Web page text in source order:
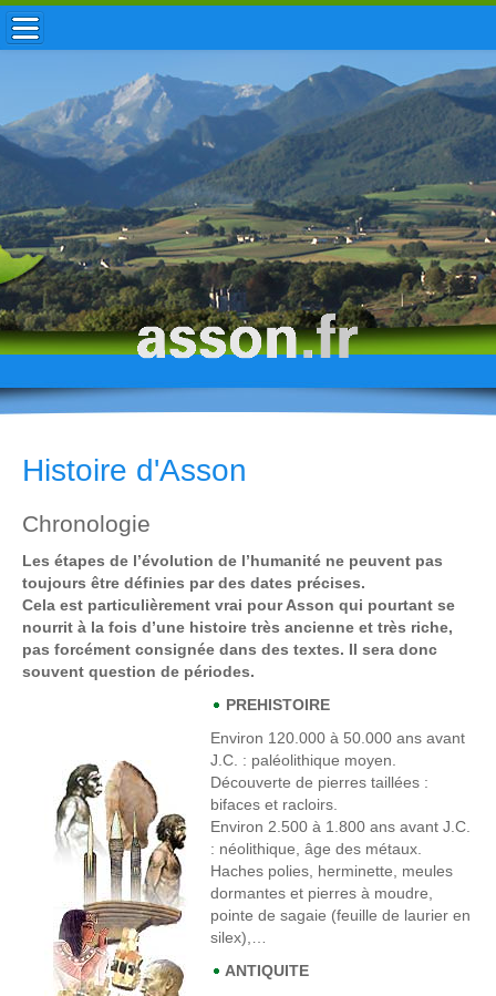
ACCUEIL / INFOS
MUNICIPALITÉ
VIE LOCALE
ENFANCE
TOURISME
HISTOIRE
Histoire d'Asson
Chronologie
Les étapes de l’évolution de l’humanité ne peuvent pas
toujours être définies par des dates précises.
Cela est particulièrement vrai pour Asson qui pourtant se
nourrit à la fois d’une histoire très ancienne et très riche,
pas forcément consignée dans des textes. Il sera donc
souvent question de périodes.
PREHISTOIRE
Environ 120.000 à 50.000 ans avant
J.C . : paléolithique moyen.
Découverte de pierres taillées :
bifaces et racloirs.
Environ 2.500 à 1.800 ans avant J.C.
: néolithique, âge des métaux.
Haches polies, herminette, meules
dormantes et pierres à moudre,
pointe de sagaie (feuille de laurier en
silex),…
ANTIQUITE